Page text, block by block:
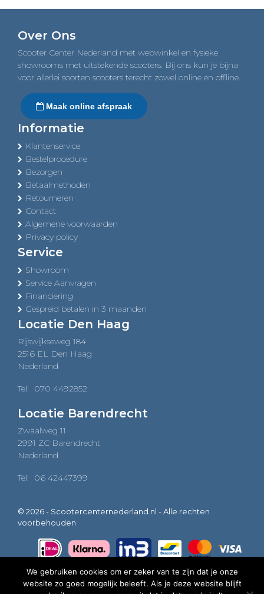
Over Ons
Scooter Center Nederland met webwinkel en fysieke
showrooms met uitstekende scooters. Bij ons kun je bijna
voor allerlei soorten scooters terecht zowel online en offline.
Maak online afspraak
Informatie
Klantenservice
Bestelprocedure
Bezorgen
Betaalmethoden
Retourneren
Contact
Algemene voorwaarden
Privacy policy
Service
Showroom
Service Aanvragen
Financiering
Gespreid betalen in 3 maanden
Locatie Den Haag
Rijswijkseweg 184
2516 EL Den Haag
Nederland
Tel: 070 4492852
Locatie Barendrecht
Zwaalweg 11
2991 ZC Barendrecht
Nederland
Tel: 06 42447399
© 2026 - Scootercenternederland.nl - Alle rechten
voorbehouden
We gebruiken cookies om er zeker van te zijn dat je onze
website zo goed mogelijk beleeft. Als je deze website blijft